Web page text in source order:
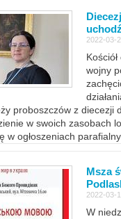
2022-03-
wojny
proboszczów z diecezji
w swoich zasobach
w ogłoszeniach
Msza
2022-03-
W